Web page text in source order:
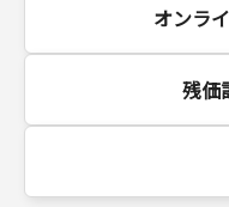
オンラ
残価